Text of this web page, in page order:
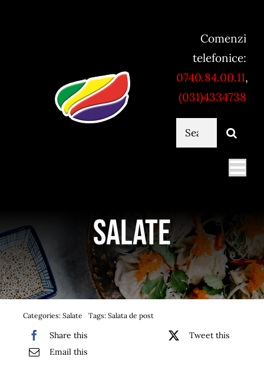
Comenzi
telefonice:
0740.84.00.11,
(031)4334738
Cautare...
Servicii catering
Bufet suedez si Coffee Break
Sushi
Salate
Categories: Salate Tags: Salata de post
Share this
Tweet this
Email this